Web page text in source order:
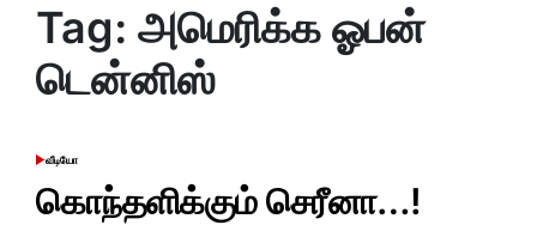
Tag: அமெரிக்க ஓபன்
டென்னிஸ்
POSTED
வீடியோ
கொந்தளிக்கும் செரீனா…!